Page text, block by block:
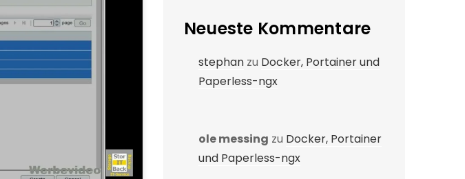
Neueste Kommentare
stephan zu Docker, Portainer und
Paperless-ngx
ole messing zu Docker, Portainer
und Paperless-ngx